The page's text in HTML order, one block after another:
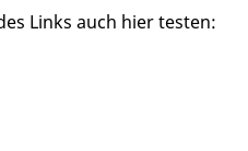
Links auch hier testen: